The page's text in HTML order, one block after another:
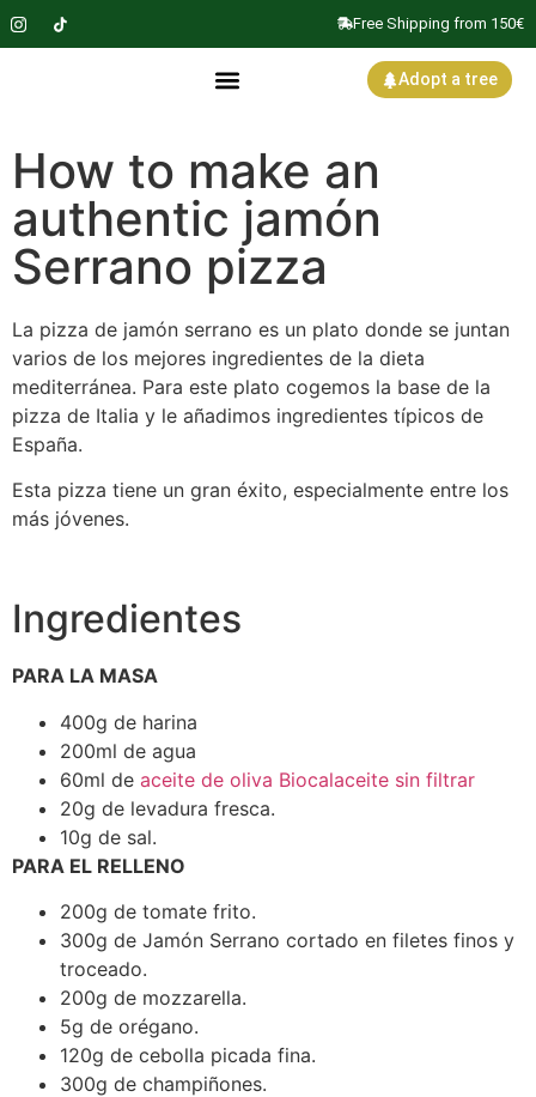
Free Shipping from 150€
Adopt a tree
How to make an
authentic jamón
Serrano pizza
La pizza de jamón serrano es un plato donde se juntan
varios de los mejores ingredientes de la dieta
mediterránea. Para este plato cogemos la base de la
pizza de Italia y le añadimos ingredientes típicos de
España.
Esta pizza tiene un gran éxito, especialmente entre los
más jóvenes.
Ingredientes
PARA LA MASA
400g de harina
200ml de agua
60ml de aceite de oliva Biocalaceite sin filtrar
20g de levadura fresca.
10g de sal.
PARA EL RELLENO
200g de tomate frito.
300g de Jamón Serrano cortado en filetes finos y
troceado.
200g de mozzarella.
5g de orégano.
120g de cebolla picada fina.
300g de champiñones.